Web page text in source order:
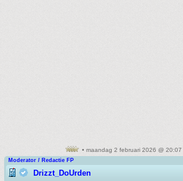
• maandag 2 februari 2026 @ 20:07
Moderator / Redactie FP
Drizzt_DoUrden